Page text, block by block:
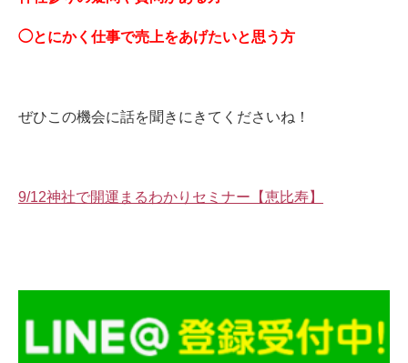
◯とにかく仕事で売上をあげたいと思う方
ぜひこの機会に話を聞きにきてくださいね！
9/12神社で開運まるわかりセミナー【恵比寿】